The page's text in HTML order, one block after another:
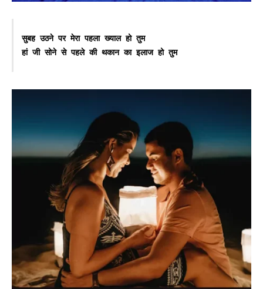
सुबह उठने पर मेरा पहला ख्याल हो तुम
हां जी सोने से पहले की थकान का इलाज हो तुम